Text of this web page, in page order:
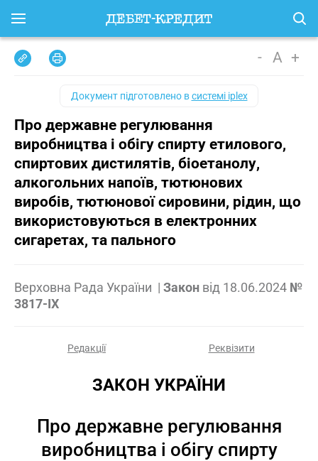
- A +
Документ підготовлено всистемі iplex
Про державне регулювання
виробництва і обігу спирту етилового,
спиртових дистилятів, біоетанолу,
алкогольних напоїв, тютюнових
виробів, тютюнової сировини, рідин, що
використовуються в електронних
сигаретах, та пального
Верховна Рада України | Закон від 18.06.2024 №
3817-IX
Редакції Реквізити
ЗАКОН УКРАЇНИ
Про державне регулювання
виробництва і обігу спирту